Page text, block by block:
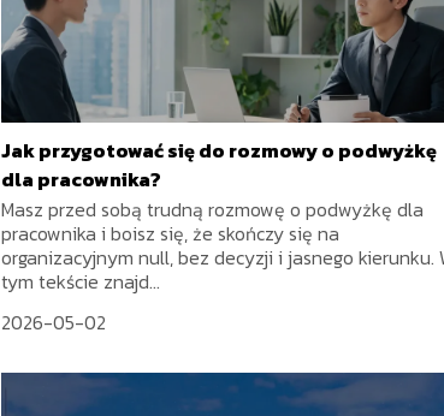
Jak przygotować się do rozmowy o podwyżkę
dla pracownika?
Masz przed sobą trudną rozmowę o podwyżkę dla
pracownika i boisz się, że skończy się na
organizacyjnym null, bez decyzji i jasnego kierunku.
tym tekście znajd...
2026-05-02